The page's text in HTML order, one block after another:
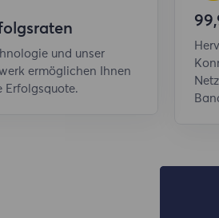
und unser
ermöglichen Ihnen
Erfolgsquote.